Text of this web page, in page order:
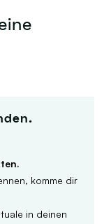
komme dir
in deinen